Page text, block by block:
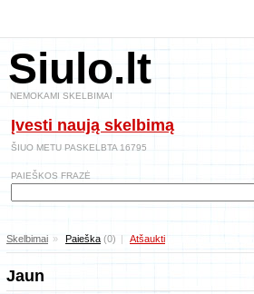
Siulo.lt
NEMOKAMI SKELBIMAI
Įvesti naują skelbimą
ŠIUO METU PASKELBTA 16795
PAIEŠKOS FRAZĖ
Skelbimai » Paieška (0) | Atšaukti
Jaun